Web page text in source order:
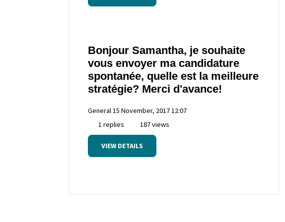
Bonjour Samantha, je souhaite
vous envoyer ma candidature
spontanée, quelle est la meilleure
stratégie? Merci d'avance!
General 15 November, 2017 12:07
1 replies
187 views
VIEW DETAILS